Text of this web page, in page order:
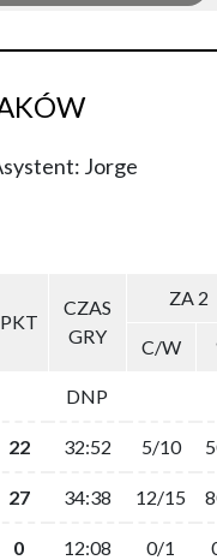
Jorge
PKT
CZAS
GRY
ZA 2
C/W
DNP
22 32:52 5/10
27 34:38 12/15
0 12:08 0/1
PKT
CZAS
GRY
ZA 2
C/W
DNP
22 32:52 5/10
27 34:38 12/15
0 12:08 0/1